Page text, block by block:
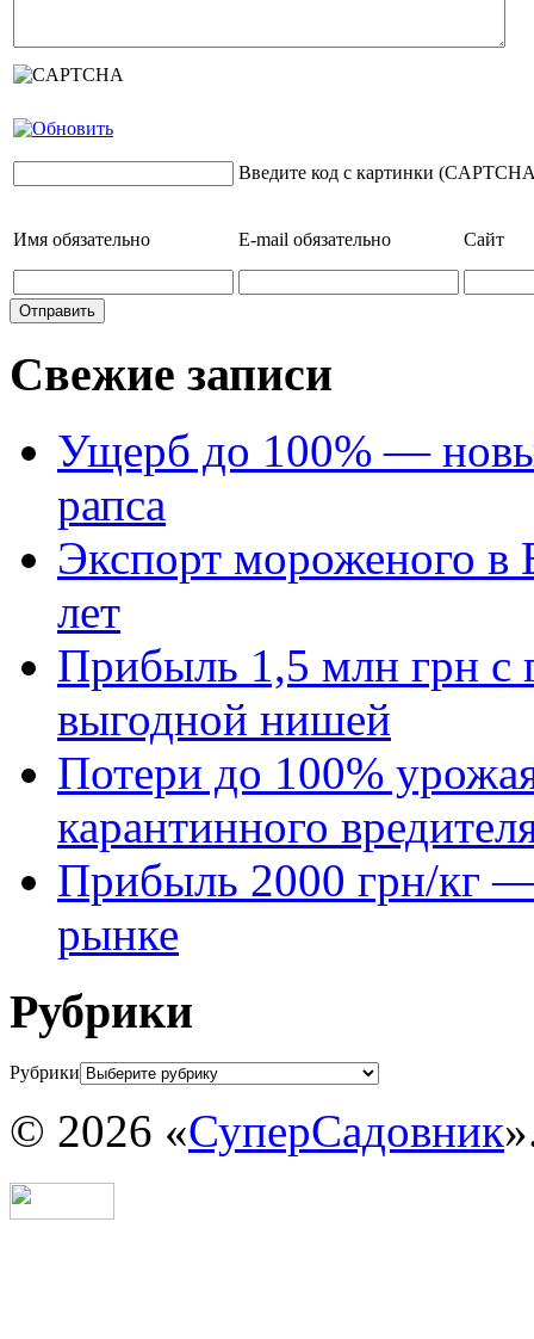
Введите код с картинки
Имя обязательно E-mail обязательно Сайт
Свежие записи
Ущерб до 100% —
рапса
Экспорт мороженого в
лет
Прибыль 1,5 млн грн с
выгодной нишей
Потери до 100%
карантинного
Прибыль 2000 грн/кг —
рынке
Рубрики
Рубрики
© 2026 «СуперСадовник